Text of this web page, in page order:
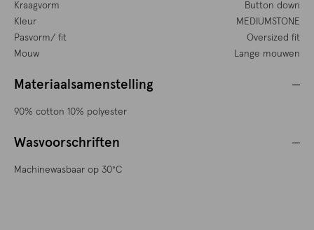
Kraagvorm
Button down
Kleur
MEDIUMSTONE
Pasvorm/ fit
Oversized fit
Mouw
Lange mouwen
Materiaalsamenstelling
90% cotton 10% polyester
Wasvoorschriften
Machinewasbaar op 30°C